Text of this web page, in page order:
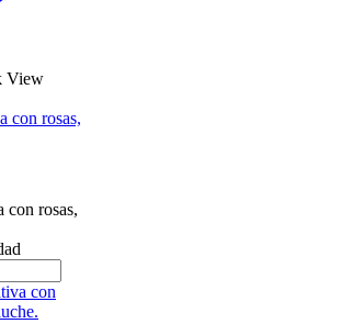
View
con rosas,
con rosas,